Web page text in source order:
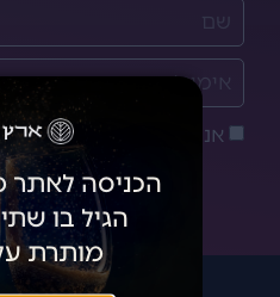
אני מאשר/ת את מדיניות
הכניסה לאתר מגיל 18
הגיל בו
מותרת